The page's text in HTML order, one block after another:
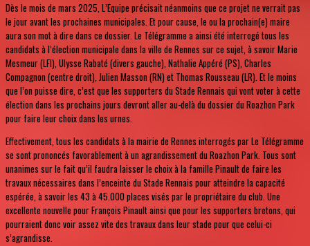
Dès le mois de mars 2025, L’Equipe précisait néanmoins que ce projet ne verrait pas
le jour avant les prochaines municipales. Et pour cause, le ou la prochain(e) maire
aura son mot à dire dans ce dossier. Le Télégramme a ainsi été interrogé tous les
candidats à l’élection municipale dans la ville de Rennes sur ce sujet, à savoir Marie
Mesmeur (LFI), Ulysse Rabaté (divers gauche), Nathalie Appéré (PS), Charles
Compagnon (centre droit), Julien Masson (RN) et Thomas Rousseau (LR). Et le moins
que l’on puisse dire, c’est que les supporters du Stade Rennais qui vont voter à cette
élection dans les prochains jours devront aller au-delà du dossier du Roazhon Park
pour faire leur choix dans les urnes.
Effectivement, tous les candidats à la mairie de Rennes interrogés par Le Télégramme
se sont prononcés favorablement à un agrandissement du Roazhon Park. Tous sont
unanimes sur le fait qu’il faudra laisser le choix à la famille Pinault de faire les
travaux nécessaires dans l’enceinte du Stade Rennais pour atteindre la capacité
espérée, à savoir les 43 à 45.000 places visés par le propriétaire du club. Une
excellente nouvelle pour François Pinault ainsi que pour les supporters bretons, qui
pourraient donc voir assez vite des travaux dans leur stade pour que celui-ci
s’agrandisse.